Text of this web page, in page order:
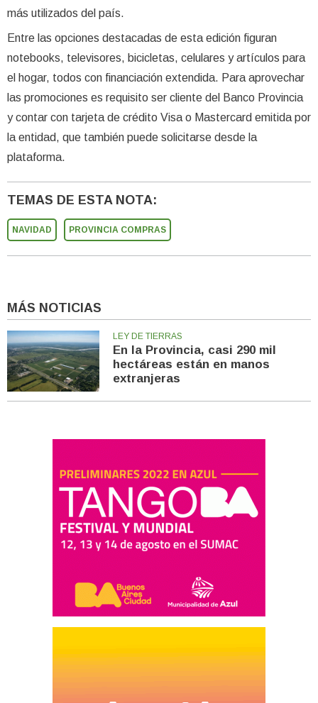
más utilizados del país.
Entre las opciones destacadas de esta edición figuran
notebooks, televisores, bicicletas, celulares y artículos para
el hogar, todos con financiación extendida. Para aprovechar
las promociones es requisito ser cliente del Banco Provincia
y contar con tarjeta de crédito Visa o Mastercard emitida por
la entidad, que también puede solicitarse desde la
plataforma.
TEMAS DE ESTA NOTA:
NAVIDAD PROVINCIA COMPRAS
MÁS NOTICIAS
LEY DE TIERRAS
En la Provincia, casi 290 mil
hectáreas están en manos
extranjeras